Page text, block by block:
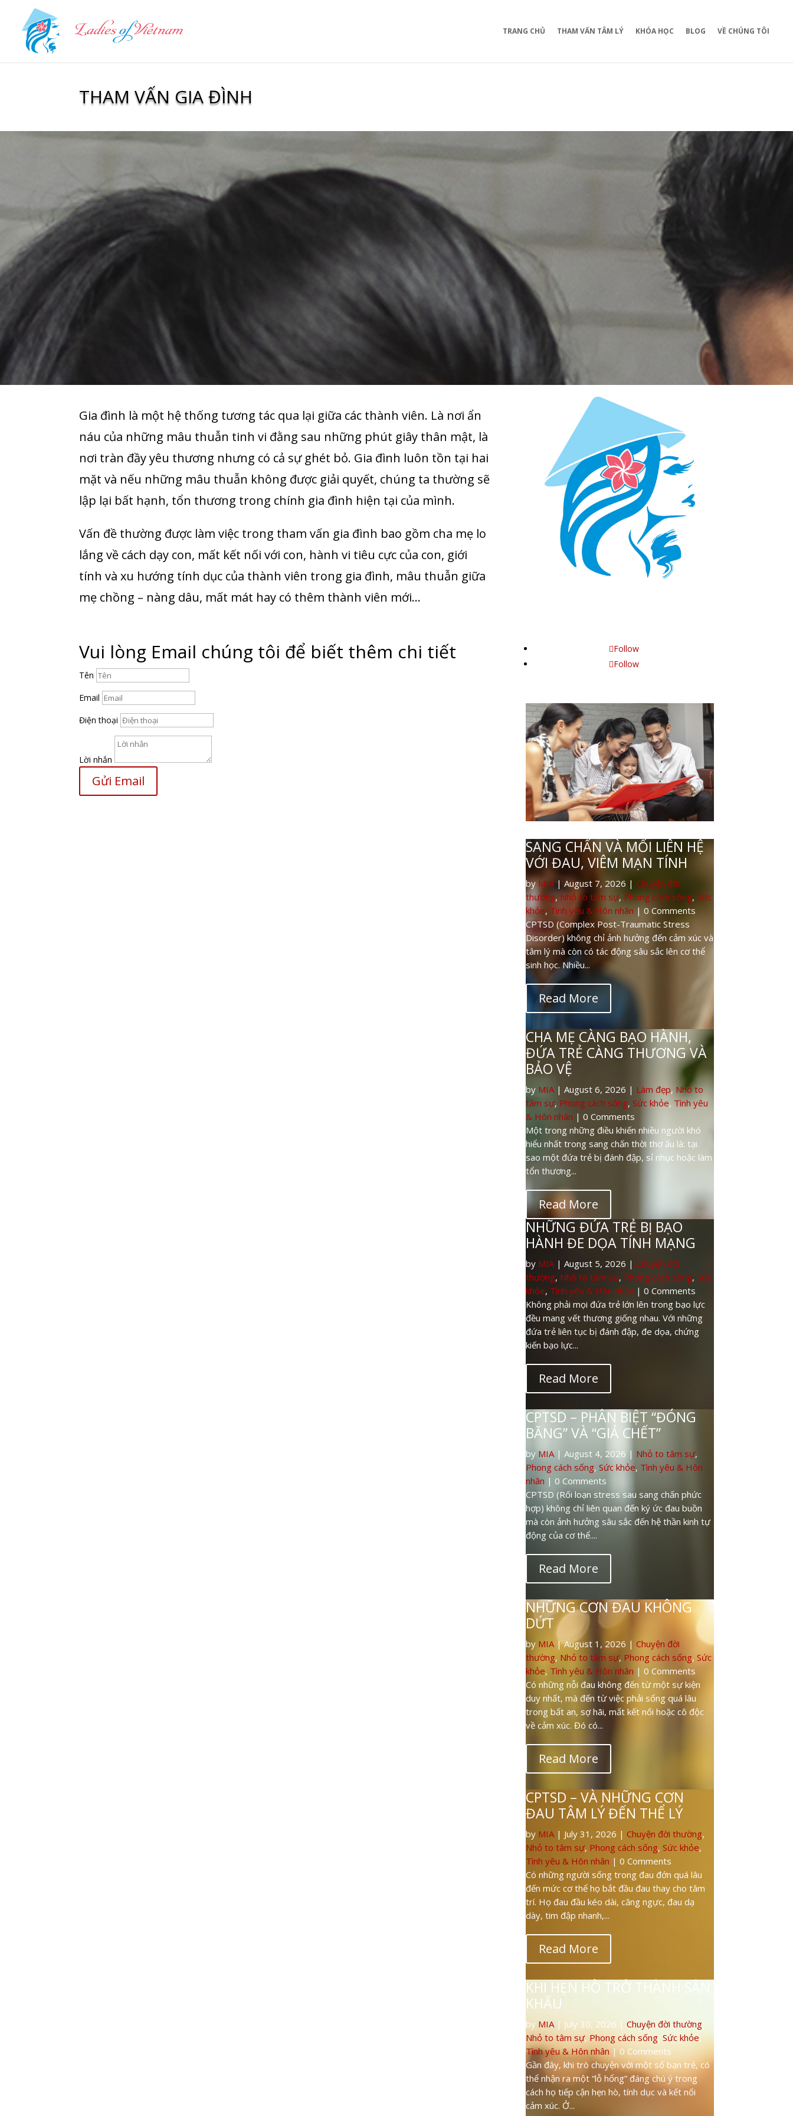
TRANG CHỦ THAM VẤN TÂM LÝ KHÓA HỌC BLOG VỀ CHÚNG TÔI
THAM VẤN GIA ĐÌNH
Gia đình là một hệ thống tương tác qua lại giữa các thành viên. Là nơi ẩn
náu của những mâu thuẫn tinh vi đằng sau những phút giây thân mật, là
nơi tràn đầy yêu thương nhưng có cả sự ghét bỏ. Gia đình luôn tồn tại hai
mặt và nếu những mâu thuẫn không được giải quyết, chúng ta thường sẽ
lập lại bất hạnh, tổn thương trong chính gia đình hiện tại của mình.
Vấn đề thường được làm việc trong tham vấn gia đình bao gồm cha mẹ lo
lắng về cách dạy con, mất kết nối với con, hành vi tiêu cực của con, giới
tính và xu hướng tính dục của thành viên trong gia đình, mâu thuẫn giữa
mẹ chồng – nàng dâu, mất mát hay có thêm thành viên mới…
Vui lòng Email chúng tôi để biết thêm chi tiết
Tên
Email
Điện thoại
Lời nhắn
Gửi Email
Follow
Follow
CHA MẸ CÀNG BẠO HÀNH,
ĐỨA TRẺ CÀNG THƯƠNG VÀ
BẢO VỆ
byMIA|August 6, 2026|Làm đẹp ,Nhỏ to
tâm sự,Phong cách sống,Sức khỏe,Tình yêu
& Hôn nhân| 0 Comments
Một trong những điều khiến nhiều người khó
hiểu nhất trong sang chấn thời thơ ấu là: tại
sao một đứa trẻ bị đánh đập, sỉ nhục hoặc làm
tổn thương...
Read More
NHỮNG ĐỨA TRẺ BỊ BẠO
HÀNH ĐE DỌA TÍNH MẠNG
byMIA | August 5, 2026
thường , Nhỏ to tâm sự,Phong cách sống,Sức
khỏe,Tình yêu & Hôn nhân| 0 Comments
Không phải mọi đứa trẻ lớn lên trong bạo lực
đều mang vết thương giống nhau. Với những
đứa trẻ liên tục bị đánh đập, đe dọa, chứng
kiến bạo lực...
Read More
CPTSD – PHÂN BIỆT “ĐÓNG
BĂNG” VÀ “GIẢ CHẾT”
by MIA| August 4, 2026 | Nhỏ to tâm sự
Phong cách sống,Sức khỏe,Tình yêu & Hôn
nhân| 0 Comments
CPTSD (Rối loạn stress sau sang chấn phức
hợp) không chỉ liên quan đến ký ức đau buồn
mà còn ảnh hưởng sâu sắc đến hệ thần kinh tự
động của cơ thể....
Read More
NHỮNG CƠN ĐAU KHÔNG
DỨT
by MIA| August 1, 2026 | Chuyện đời
thường,Nhỏ to tâm sự,Phong cách sống,Sức
khỏe ,Tình yêu & Hôn nhân
Có những nỗi đau không đến từ một sự kiện
duy nhất, mà đến từ việc phải sống quá lâu
trong bất an, sợ hãi, mất kết nối hoặc cô độc
về cảm xúc. Đó có...
Read More
CPTSD – VÀ NHỮNG CƠN
ĐAU TÂM LÝ ĐẾN THỂ LÝ
by MIA|July 31, 2026| Chuyện đời thường,
Nhỏ to tâm sự, Phong cách sống,Sức khỏe,
Tình yêu & Hôn nhân| 0 Comments
Có những người sống trong đau đớn quá lâu
đến mức cơ thể họ bắt đầu đau thay cho tâm
trí. Họ đau đầu kéo dài, căng ngực, đau dạ
dày, tim đập nhanh,...
Read More
KHI HẸN HÒ TRỞ THÀNH SÂN
KHẤU
by MIA| July 30, 2026 | Chuyện đời thường,
Nhỏ to tâm sự, Phong cách sống, Sức khỏe,
Tình yêu & Hôn nhân | 0 Comments
Gần đây, khi trò chuyện với một số bạn trẻ, có
thể nhận ra một “lỗ hổng” đáng chú ý trong
cách họ tiếp cận hẹn hò, tính dục và kết nối
cảm xúc. Ở...
Read More
NỤ CƯỜI BÊN NGOÀI – CƠ
THỂ BÊN TRONG ĐANG NÓI
“KHÔNG”
byMIA |July 29, 2026 |Chuyện đời thường
Nhỏ to tâm sự,Phong cách sống,Sức khỏe
Tình yêu & Hôn nhân| 0 Comments
Khi một người duy trì trạng thái “ổn” quá lâu
trong khi cơ thể luôn căng thẳng, đến một lúc
nào đó, cơ thể sẽ bắt đầu “say no” – từ chối